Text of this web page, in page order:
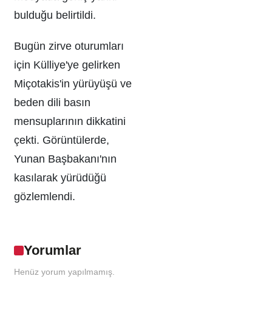
bulduğu belirtildi.
Bugün zirve oturumları
için Külliye'ye gelirken
Miçotakis'in yürüyüşü ve
beden dili basın
mensuplarının dikkatini
çekti. Görüntülerde,
Yunan Başbakanı'nın
kasılarak yürüdüğü
gözlemlendi.
Yorumlar
Henüz yorum yapılmamış.